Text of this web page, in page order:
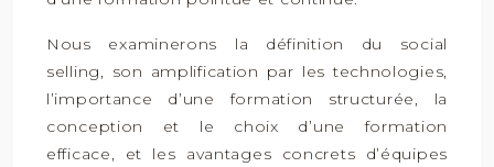
Nous examinerons la définition du social
selling, son amplification par les technologies,
l’importance d’une formation structurée, la
conception et le choix d’une formation
efficace, et les avantages concrets d’équipes